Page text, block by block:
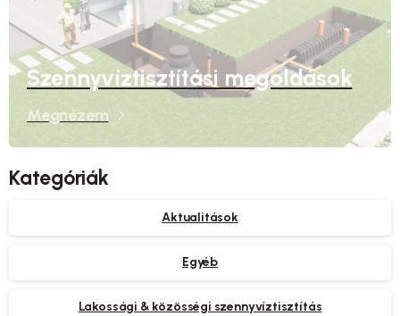
Szennyvíztisztítási megoldások
Megnézem
Kategóriák
Aktualitások
Egyéb
Lakossági & közösségi szennyvíztisztítás